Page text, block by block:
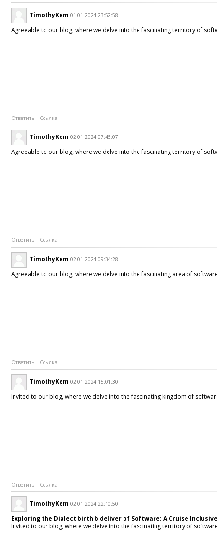
TimothyKem 01.01.2024 23:52:58
Agreeable to our blog, where we delve into the fascinating territory of
Ответить Ссылка
TimothyKem 02.01.2024 07:46:07
Agreeable to our blog, where we delve into the fascinating territory of
Ответить Ссылка
TimothyKem 02.01.2024 09:34:28
Agreeable to our blog, where we delve into the fascinating area of
Ответить Ссылка
TimothyKem 02.01.2024 15:01:30
Invited to our blog, where we delve into the fascinating kingdom of
Ответить Ссылка
TimothyKem 02.01.2024 22:10:50
Exploring the Dialect birth b deliver of Software: A Cruise
Invited to our blog, where we delve into the fascinating territory of